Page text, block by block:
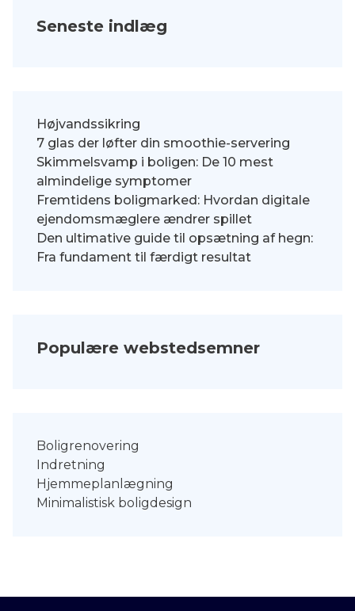
Seneste indlæg
Højvandssikring
7 glas der løfter din smoothie-servering
Skimmelsvamp i boligen: De 10 mest
almindelige symptomer
Fremtidens boligmarked: Hvordan digitale
ejendomsmæglere ændrer spillet
Den ultimative guide til opsætning af hegn:
Fra fundament til færdigt resultat
Populære webstedsemner
Boligrenovering
Indretning
Hjemmeplanlægning
Minimalistisk boligdesign